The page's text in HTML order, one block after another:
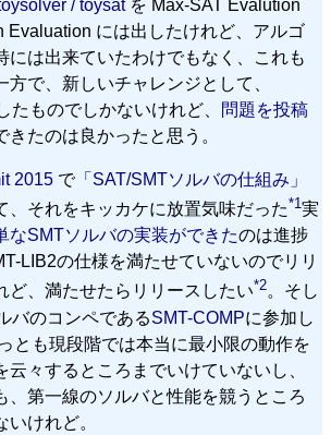
/ toysatを Max-SAT Evalution
Evaluation には出したけれど、アルゴ
には出来ていたわけでもなく、これも
で、新しいチャレンジとして、
たものでしかないけれど、
問題を投稿
きたのは良かったと思う。
2015 で「SAT/SMTソルバの仕組み」
、それをキッカケに放置気味だった*1 実
なSMTソルバの実装ができたのは進捗
LIB2の仕様を満たせていないのでリリ
ど、満たせたらリリースしたい*2。そし
バのコンペであるSMT-COMPに参加し
とも現段階では本当に最小限の動作を
云々するところまでいけていないし、
、第一線のソルバと性能を競うところ
いけれど。